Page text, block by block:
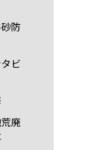
防
ビ
廃